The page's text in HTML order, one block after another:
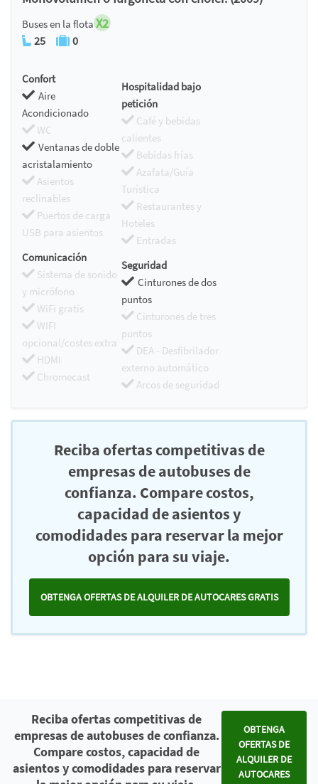
Buses en la flota X2
25 0
Confort
Aire
Acondicionado
WC
Ventanas de doble
acristalamiento
Asientos
reclinables
Puertos de carga
USB para asientos
Hospitalidad bajo
petición
Café y bebidas
calientes
Bebidas frías
Azafata/Guía
Turística
Restaurantes y
Hoteles
Entradas
Comunicación
Sistema de sonido
y micrófono
WiFi gratis
WIFI
opcional/costes extra
HDMI
Chromecast
Seguridad
Cinturones de dos
puntos
Cinturones de tres
puntos
DEA - Desfibrilador
externo automático
Arcos de seguridad
Reciba ofertas competitivas de
empresas de autobuses de
confianza. Compare costos,
capacidad de asientos y
comodidades para reservar la mejor
opción para su viaje.
OBTENGA OFERTAS DE ALQUILER DE AUTOCARES GRATIS
Reciba ofertas competitivas de
empresas de autobuses de confianza.
Compare costos, capacidad de
asientos y comodidades para reservar
OBTENGA
OFERTAS DE
ALQUILER DE
AUTOCARES